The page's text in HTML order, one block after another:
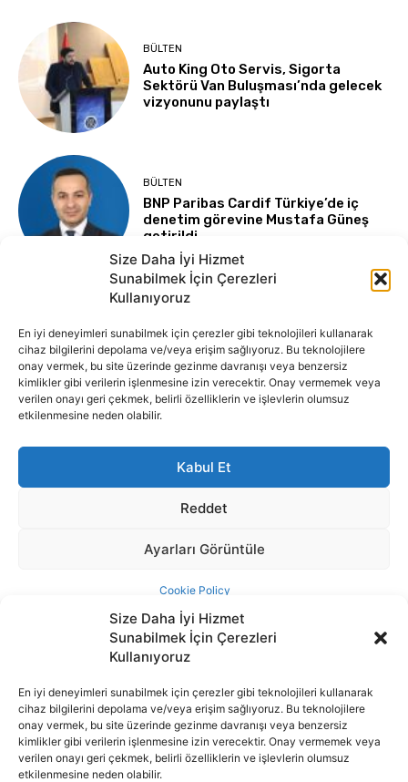
Size Daha İyi Hizmet
Sunabilmek İçin Çerezleri
Kullanıyoruz
En iyi deneyimleri sunabilmek için çerezler gibi teknolojileri kullanarak
cihaz bilgilerini depolama ve/veya erişim sağlıyoruz. Bu teknolojilere
onay vermek, bu site üzerinde gezinme davranışı veya benzersiz
kimlikler gibi verilerin işlenmesine izin verecektir. Onay vermemek veya
verilen onayı geri çekmek, belirli özelliklerin ve işlevlerin olumsuz
etkilenmesine neden olabilir.
İnternet portalımızda yer alan tüm haber metini, resim ve benzeri
içeriğin hakları Sigortamedya Yayıncılık A.Ş.'ye aittir. Hiçbir şekilde
basılı ya da elektronik bir ortamda, kaynak gösterilse bile izin
alınmadan kullanılamaz.